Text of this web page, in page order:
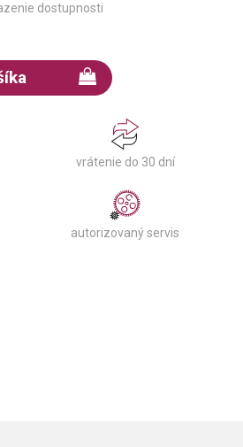
dostupnosti
vrátenie do 30 dní
autorizovaný servis